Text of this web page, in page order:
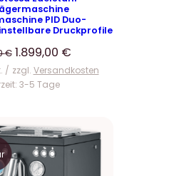
O
PID Duo-
Druckprofile
€ U
r
s
ü
n
g
1.899,00 €A
k
l
l
zzgl. Versandkosten
3-5 Tage